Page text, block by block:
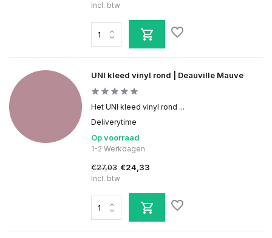
Incl. btw
UNI kleed vinyl rond | Deauville Mauve
Het UNI kleed vinyl rond ...
Deliverytime
Op voorraad
1-2 Werkdagen
€27,03 €24,33
Incl. btw